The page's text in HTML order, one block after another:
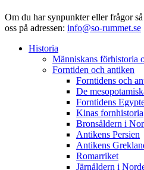
Om du har synpunkter eller frågor
oss på adressen: info@so-rummet.se
Historia
Människans förhistoria
Forntiden och antiken
Forntidens och
De
Forntidens
Kinas fornhistoria
Bronsåldern i
Antikens Persien
Antikens
Romarriket
Järnåldern i